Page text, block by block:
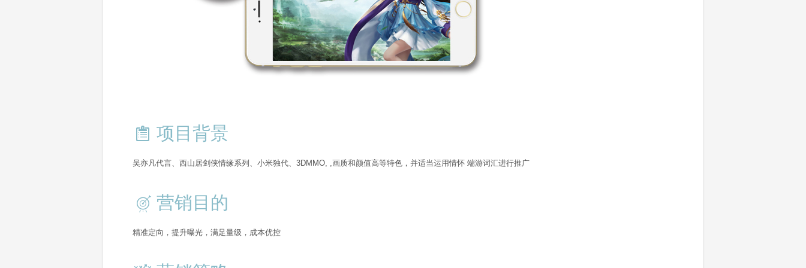
项目背景
吴亦凡代言、西山居剑侠情缘系列、小米独代、3DMMO, ,画质和颜值高等特色，并适当运用情怀 端游词汇进行推广
营销目的
精准定向，提升曝光，满足量级，成本优控